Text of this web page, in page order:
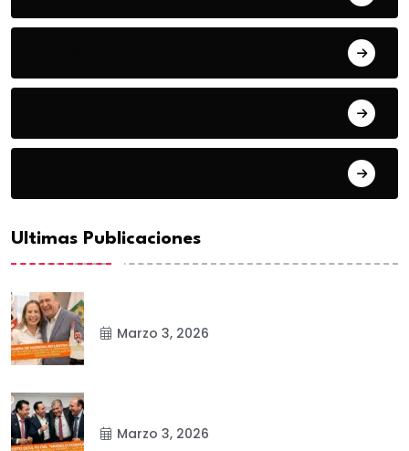
Ultimas Publicaciones
Marzo 3, 2026
Marzo 3, 2026